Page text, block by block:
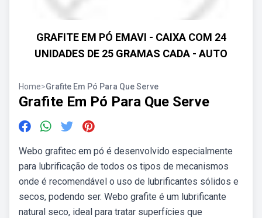
GRAFITE EM PÓ EMAVI - CAIXA COM 24
UNIDADES DE 25 GRAMAS CADA - AUTO
Home>Grafite Em Pó Para Que Serve
Grafite Em Pó Para Que Serve
Webo grafitec em pó é desenvolvido especialmente
para lubrificação de todos os tipos de mecanismos
onde é recomendável o uso de lubrificantes sólidos e
secos, podendo ser. Webo grafite é um lubrificante
natural seco, ideal para tratar superfícies que